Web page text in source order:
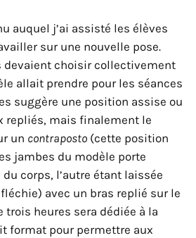
auquel j’ai assisté les élèves
sur une nouvelle pose.
devaient choisir collectivement
allait prendre pour les séances
suggère une position assise ou
repliés, mais finalement le
un contraposto (cette position
jambes du modèle porte
corps, l’autre étant laissée
avec un bras replié sur le
trois heures sera dédiée à la
format pour permettre aux